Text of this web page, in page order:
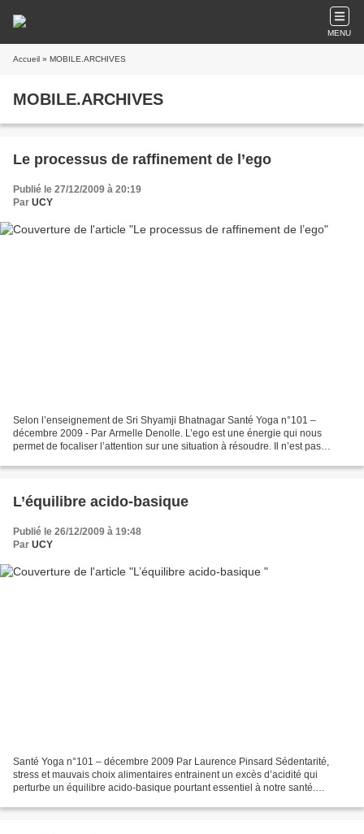
MENU
Accueil » MOBILE.ARCHIVES
MOBILE.ARCHIVES
Le processus de raffinement de l’ego
Publié le 27/12/2009 à 20:19
Par UCY
Selon l’enseignement de Sri Shyamji Bhatnagar Santé Yoga n°101 –
décembre 2009 - Par Armelle Denolle. L’ego est une énergie qui nous
permet de focaliser l’attention sur une situation à résoudre. Il n’est pas
L’équilibre acido-basique
Publié le 26/12/2009 à 19:48
Par UCY
Santé Yoga n°101 – décembre 2009 Par Laurence Pinsard Sédentarité,
stress et mauvais choix alimentaires entrainent un excès d’acidité qui
perturbe un équilibre acido-basique pourtant essentiel à notre santé.